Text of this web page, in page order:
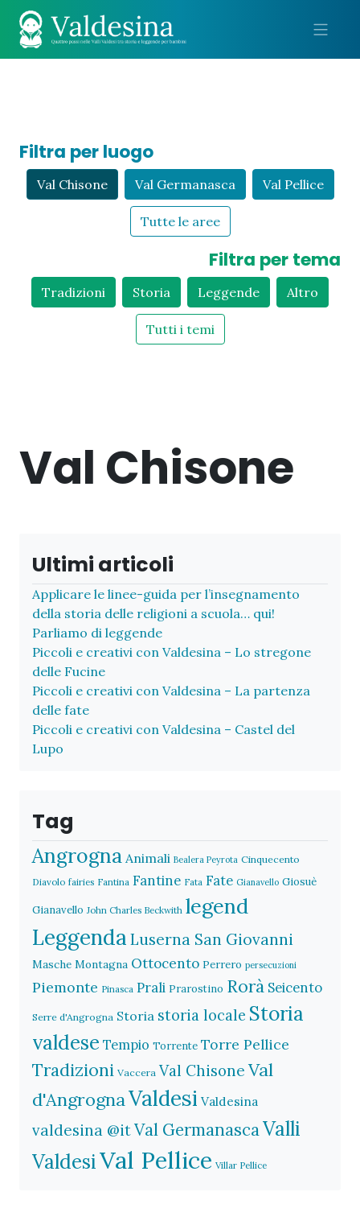
Filtra per luogo
Val Chisone Val Germanasca Val Pellice
Tutte le aree
Filtra per tema
Tradizioni Storia Leggende Altro
Tutti i temi
Val Chisone
Ultimi articoli
Applicare le linee-guida per l’insegnamento
della storia delle religioni a scuola… qui!
Parliamo di leggende
Piccoli e creativi con Valdesina – Lo stregone
delle Fucine
Piccoli e creativi con Valdesina – La partenza
delle fate
Piccoli e creativi con Valdesina – Castel del
Lupo
Tag
Angrogna Animali Bealera Peyrota Cinquecento
Diavolo fairies Fantina Fantine Fata Fate Gianavello Giosuè
Gianavello John Charles Beckwith legend
Leggenda Luserna San Giovanni
Masche Montagna Ottocento Perrero persecuzioni
Piemonte Pinasca Prali Prarostino Rorà Seicento
Serre d'Angrogna Storia storia locale Storia
valdese Tempio Torrente Torre Pellice
Tradizioni Vaccera Val Chisone Val
d'AngrognaValdesi Valdesina
valdesina @itVal GermanascaValli
ValdesiVal Pellice Villar Pellice